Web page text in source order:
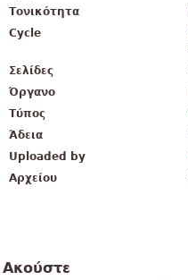
Τονικότητα
Cycle
Σελίδες
Όργανο
Τύπος
Άδεια
Uploaded by
Αρχείου
Ακούστε